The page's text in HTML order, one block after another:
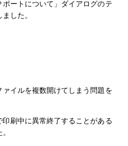
ポートについて」ダイアログのテ
した。
ァイルを複数開けてしまう問題を
印刷中に異常終了することがある